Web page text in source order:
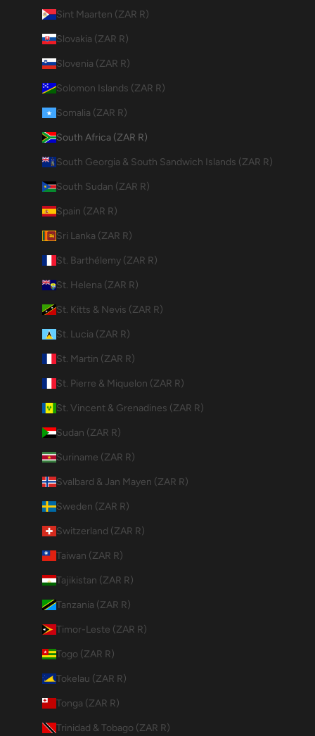
Sint Maarten (ZAR R)
Slovakia (ZAR R)
Slovenia (ZAR R)
Solomon Islands (ZAR R)
Somalia (ZAR R)
South Africa (ZAR R)
South Georgia & South Sandwich Islands (ZAR R)
South Sudan (ZAR R)
Spain (ZAR R)
Sri Lanka (ZAR R)
St. Barthélemy (ZAR R)
St. Helena (ZAR R)
St. Kitts & Nevis (ZAR R)
St. Lucia (ZAR R)
St. Martin (ZAR R)
St. Pierre & Miquelon (ZAR R)
St. Vincent & Grenadines (ZAR R)
Sudan (ZAR R)
Suriname (ZAR R)
Svalbard & Jan Mayen (ZAR R)
Sweden (ZAR R)
Switzerland (ZAR R)
Taiwan (ZAR R)
Tajikistan (ZAR R)
Tanzania (ZAR R)
Timor-Leste (ZAR R)
Togo (ZAR R)
Tokelau (ZAR R)
Tonga (ZAR R)
Trinidad & Tobago (ZAR R)